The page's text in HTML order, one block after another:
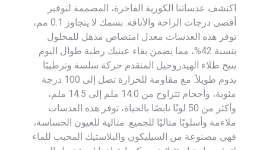
اكتشف عدساتنا الكورية الفاخرة، المصممة لتوفير
أقصى درجات الراحة والأناقة. بسمك لا يتجاوز 0.1 مم،
توفر هذه العدسات معدل امتصاص مذهل للمحلول
بنسبة 42%، مما يضمن بقاء عينيك رطبة طوال اليوم.
يتيح طلاء الهيدروجيل المتقدم حركة سلسة وترطيبًا
يدوم طويلاً. مع مقاومة للحرارة تصل إلى 100 درجة
مئوية، وأحجام تتراوح من 14.0 ملم إلى 14.5 ملم،
وأكثر من 50 لونًا نابضًا بالحياة، توفر هذه العدسات
ملاءمة وأسلوبًا مثاليًا للجميع. مثالية للعيون الحساسة،
فهي مصنوعة من السيليكون والبلاستيك المحبب للماء